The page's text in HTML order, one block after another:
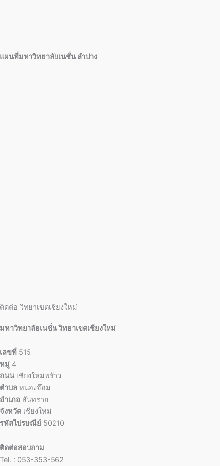
แผนที่มหาวิทยาลัยเนชั่น ลำปาง
ติดต่อ วิทยาเขตเชียงใหม่
มหาวิทยาลัยเนชั่น วิทยาเขตเชียงใหม่
เลขที่ 515
หมู่ 4
ถนน เชียงใหม่พร้าว
ตำบล หนองจ๊อม
อำเภอ สันทราย
จังหวัด เชียงใหม่
รหัสไปรษณีย์ 50210
ติดต่อสอบถาม
Tel. : 053-353-562